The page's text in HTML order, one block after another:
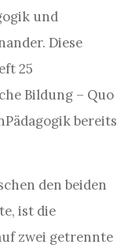
und
Diese
25
Bildung – Quo
bereits
den beiden
ist die
zwei getrennte